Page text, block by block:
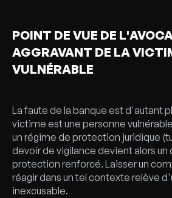
POINT DE VUE DE
AGGRAVANT DE LA
VULNÉRABLE
La faute de la banque est d'autant
victime est une personne
un régime de protection juridique
devoir de vigilance devient alors un
protection renforcé. Laisser un
réagir dans un tel contexte relève
inexcusable.